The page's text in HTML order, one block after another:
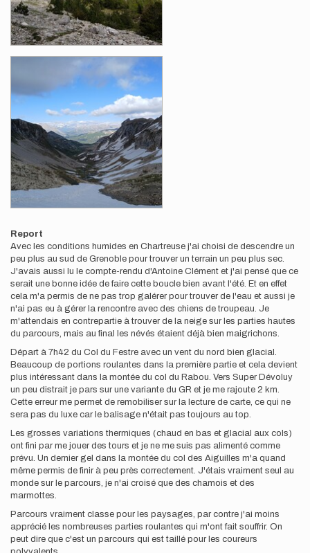
Report
Avec les conditions humides en Chartreuse j'ai choisi de descendre un
peu plus au sud de Grenoble pour trouver un terrain un peu plus sec.
J'avais aussi lu le compte-rendu d'Antoine Clément et j'ai pensé que ce
serait une bonne idée de faire cette boucle bien avant l'été. Et en effet
cela m'a permis de ne pas trop galérer pour trouver de l'eau et aussi je
n'ai pas eu à gérer la rencontre avec des chiens de troupeau. Je
m'attendais en contrepartie à trouver de la neige sur les parties hautes
du parcours, mais au final les névés étaient déjà bien maigrichons.
Départ à 7h42 du Col du Festre avec un vent du nord bien glacial.
Beaucoup de portions roulantes dans la première partie et cela devient
plus intéressant dans la montée du col du Rabou. Vers Super Dévoluy
un peu distrait je pars sur une variante du GR et je me rajoute 2 km.
Cette erreur me permet de remobiliser sur la lecture de carte, ce qui ne
sera pas du luxe car le balisage n'était pas toujours au top.
Les grosses variations thermiques (chaud en bas et glacial aux cols)
ont fini par me jouer des tours et je ne me suis pas alimenté comme
prévu. Un dernier gel dans la montée du col des Aiguilles m'a quand
même permis de finir à peu près correctement. J'étais vraiment seul au
monde sur le parcours, je n'ai croisé que des chamois et des
marmottes.
Parcours vraiment classe pour les paysages, par contre j'ai moins
apprécié les nombreuses parties roulantes qui m'ont fait souffrir. On
peut dire que c'est un parcours qui est taillé pour les coureurs